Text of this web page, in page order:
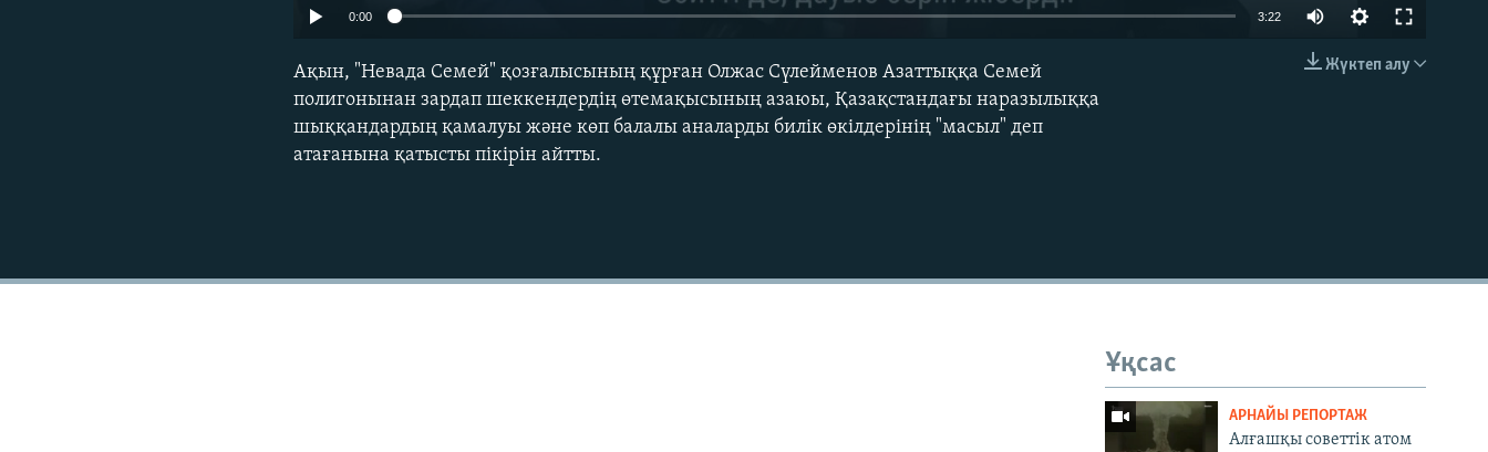
EMBED
0:00 3:22
Жүктеп алу
Ақын, "Невада Семей" қозғалысының құрған Олжас Сүлейменов Азаттыққа Семей
полигонынан зардап шеккендердің өтемақысының азаюы, Қазақстандағы наразылыққа
шыққандардың қамалуы және көп балалы аналарды билік өкілдерінің "масыл" деп
атағанына қатысты пікірін айтты.
Ұқсас
АРНАЙЫ РЕПОРТАЖ
Алғашқы советтік атом